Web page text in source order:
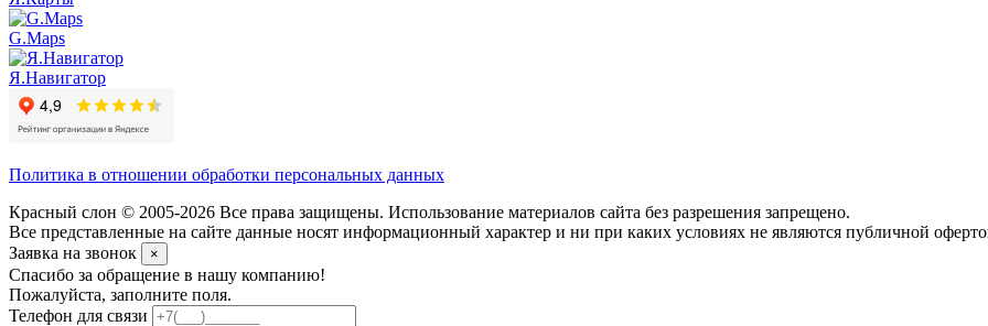
G.Maps
Я.Навигатор
Политика в отношении обработки персональных данных
Красный слон © 2005-2026 Все права защищены. Использование материалов сайта без разрешения запрещено.
Все представленные на сайте данные носят информационный характер и ни при каких условиях не являются публичной
Заявка на звонок
×
Спасибо за обращение в нашу компанию!
Пожалуйста, заполните поля.
Телефон для связи